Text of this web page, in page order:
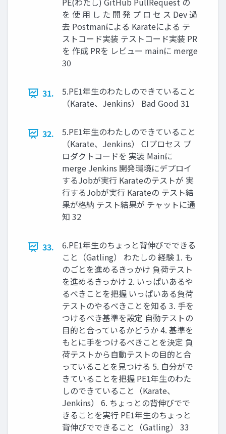
を 使 用 し た 開 発 プ ロ セ ス Dev 過
去 Postmanによる Karateによる テ
ストコード実装 テストコード実装 PR
を 作成 PRを レビュー mainに merge
30
31.
5.PE1年生のわたしのできていること
（Karate、Jenkins） Bad Good 31
32.
5.PE1年生のわたしのできていること
（Karate、Jenkins） CIプロセス プ
ロダクトコードを 実装 Mainに
merge Jenkins 開発環境にデプロイ
するJobが実行 Karateのテストが 実
行するJobが実行 Karateの テスト結
果が格納 テスト結果が チャットに通
知 32
33.
6.PE1年生のちょっと背伸びでできる
こと（Gatling） わたしの 経験 1. も
のごとを進めるきっかけ 負荷テスト
を進めるきっかけ 2. いっぱいあるや
るべきことを把握 いっぱいある負荷
テストのやるべきことを知る 3. 手を
つけるべき基準を設定 自動テストの
目的と合っているかどうか 4. 基準を
もとに手をつけるべきことを決定 負
荷テストから自動テストの目的と合
っていることを見つける 5. 自分がで
きていることを把握 PE1年生のわた
しのできていること（Karate、
Jenkins） 6. ちょっとの背伸びでで
きることを実行 PE1年生のちょっと
背伸びでできること（Gatling） 33